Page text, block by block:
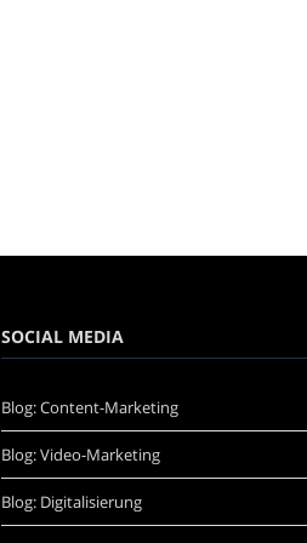
SOCIAL MEDIA
Blog: Content-Marketing
Blog: Video-Marketing
Blog: Digitalisierung